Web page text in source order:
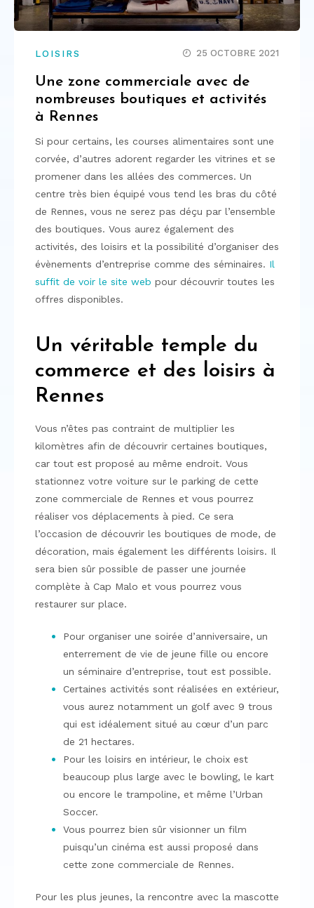
LOISIRS 25 OCTOBRE 2021
Une zone commerciale avec de
nombreuses boutiques et activités
à Rennes
Si pour certains, les courses alimentaires sont une
corvée, d’autres adorent regarder les vitrines et se
promener dans les allées des commerces. Un
centre très bien équipé vous tend les bras du côté
de Rennes, vous ne serez pas déçu par l’ensemble
des boutiques. Vous aurez également des
activités, des loisirs et la possibilité d’organiser des
évènements d’entreprise comme des séminaires. Il
suffit de voir le site web pour découvrir toutes les
offres disponibles.
Un véritable temple du
commerce et des loisirs à
Rennes
Vous n’êtes pas contraint de multiplier les
kilomètres afin de découvrir certaines boutiques,
car tout est proposé au même endroit. Vous
stationnez votre voiture sur le parking de cette
zone commerciale de Rennes et vous pourrez
réaliser vos déplacements à pied. Ce sera
l’occasion de découvrir les boutiques de mode, de
décoration, mais également les différents loisirs. Il
sera bien sûr possible de passer une journée
complète à Cap Malo et vous pourrez vous
restaurer sur place.
Pour organiser une soirée d’anniversaire, un
enterrement de vie de jeune fille ou encore
un séminaire d’entreprise, tout est possible.
Certaines activités sont réalisées en extérieur,
vous aurez notamment un golf avec 9 trous
qui est idéalement situé au cœur d’un parc
de 21 hectares.
Pour les loisirs en intérieur, le choix est
beaucoup plus large avec le bowling, le kart
ou encore le trampoline, et même l’Urban
Soccer.
Vous pourrez bien sûr visionner un film
puisqu’un cinéma est aussi proposé dans
cette zone commerciale de Rennes.
Pour les plus jeunes, la rencontre avec la mascotte